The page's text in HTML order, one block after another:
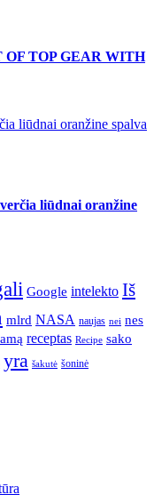
OF TOP GEAR WITH
liūdnai oranžine spalva
liūdnai oranžine
Google intelekto Iš
mlrd NASA naujas nei nes
receptas Recipe sako
yra šakutė šoninė